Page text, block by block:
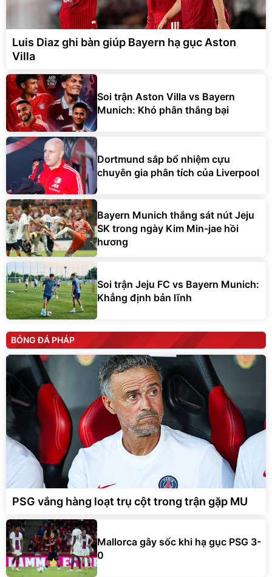
Luis Diaz ghi bàn giúp Bayern hạ gục Aston
Villa
Soi trận Aston Villa vs Bayern
Munich: Khó phân thắng bại
Dortmund sắp bổ nhiệm cựu
chuyên gia phân tích của Liverpool
Bayern Munich thắng sát nút Jeju
SK trong ngày Kim Min-jae hồi
hương
Soi trận Jeju FC vs Bayern Munich:
Khẳng định bản lĩnh
BÓNG ĐÁ PHÁP
PSG vắng hàng loạt trụ cột trong trận gặp MU
Mallorca gây sốc khi hạ gục PSG 3-
0